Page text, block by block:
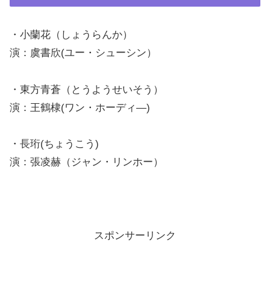
・小蘭花（しょうらんか）
演：虞書欣(ユー・シューシン）
・東方青蒼（とうようせいそう）
演：王鶴棣(ワン・ホーディ―)
・長珩(ちょうこう)
演：張凌赫（ジャン・リンホー）
スポンサーリンク